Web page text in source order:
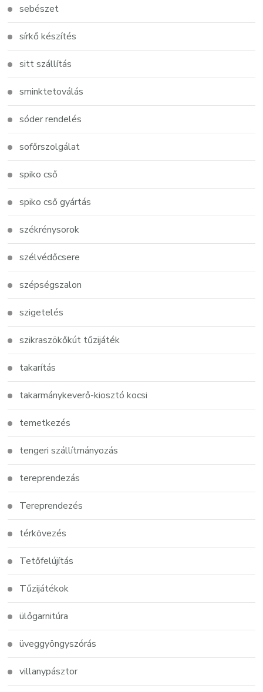
sebészet
sírkő készítés
sitt szállítás
sminktetoválás
sóder rendelés
sofőrszolgálat
spiko cső
spiko cső gyártás
székrénysorok
szélvédőcsere
szépségszalon
szigetelés
szikraszökőkút tűzijáték
takarítás
takarmánykeverő-kiosztó kocsi
temetkezés
tengeri szállítmányozás
tereprendezás
Tereprendezés
térkövezés
Tetőfelújítás
Tűzijátékok
ülőgarnitúra
üveggyöngyszórás
villanypásztor